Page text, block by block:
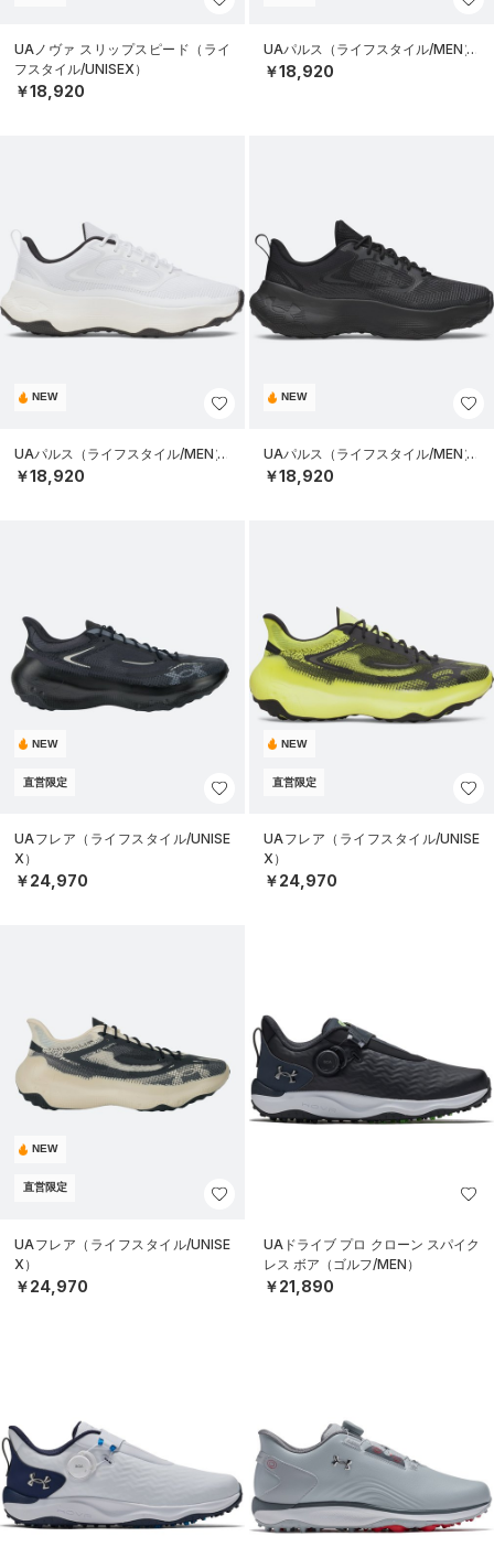
UAノヴァ スリップスピード（ライ
フスタイル/UNISEX）
￥18,920
UAパルス（ライフスタイル/MEN）
￥18,920
NEW
UAパルス（ライフスタイル/MEN）
￥18,920
NEW
UAパルス（ライフスタイル/MEN）
￥18,920
NEW
直営限定
UAフレア（ライフスタイル/UNISE
X）
￥24,970
NEW
直営限定
UAフレア（ライフスタイル/UNISE
X）
￥24,970
NEW
直営限定
UAフレア（ライフスタイル/UNISE
X）
￥24,970
UAドライブ プロ クローン スパイク
レス ボア（ゴルフ/MEN）
￥21,890